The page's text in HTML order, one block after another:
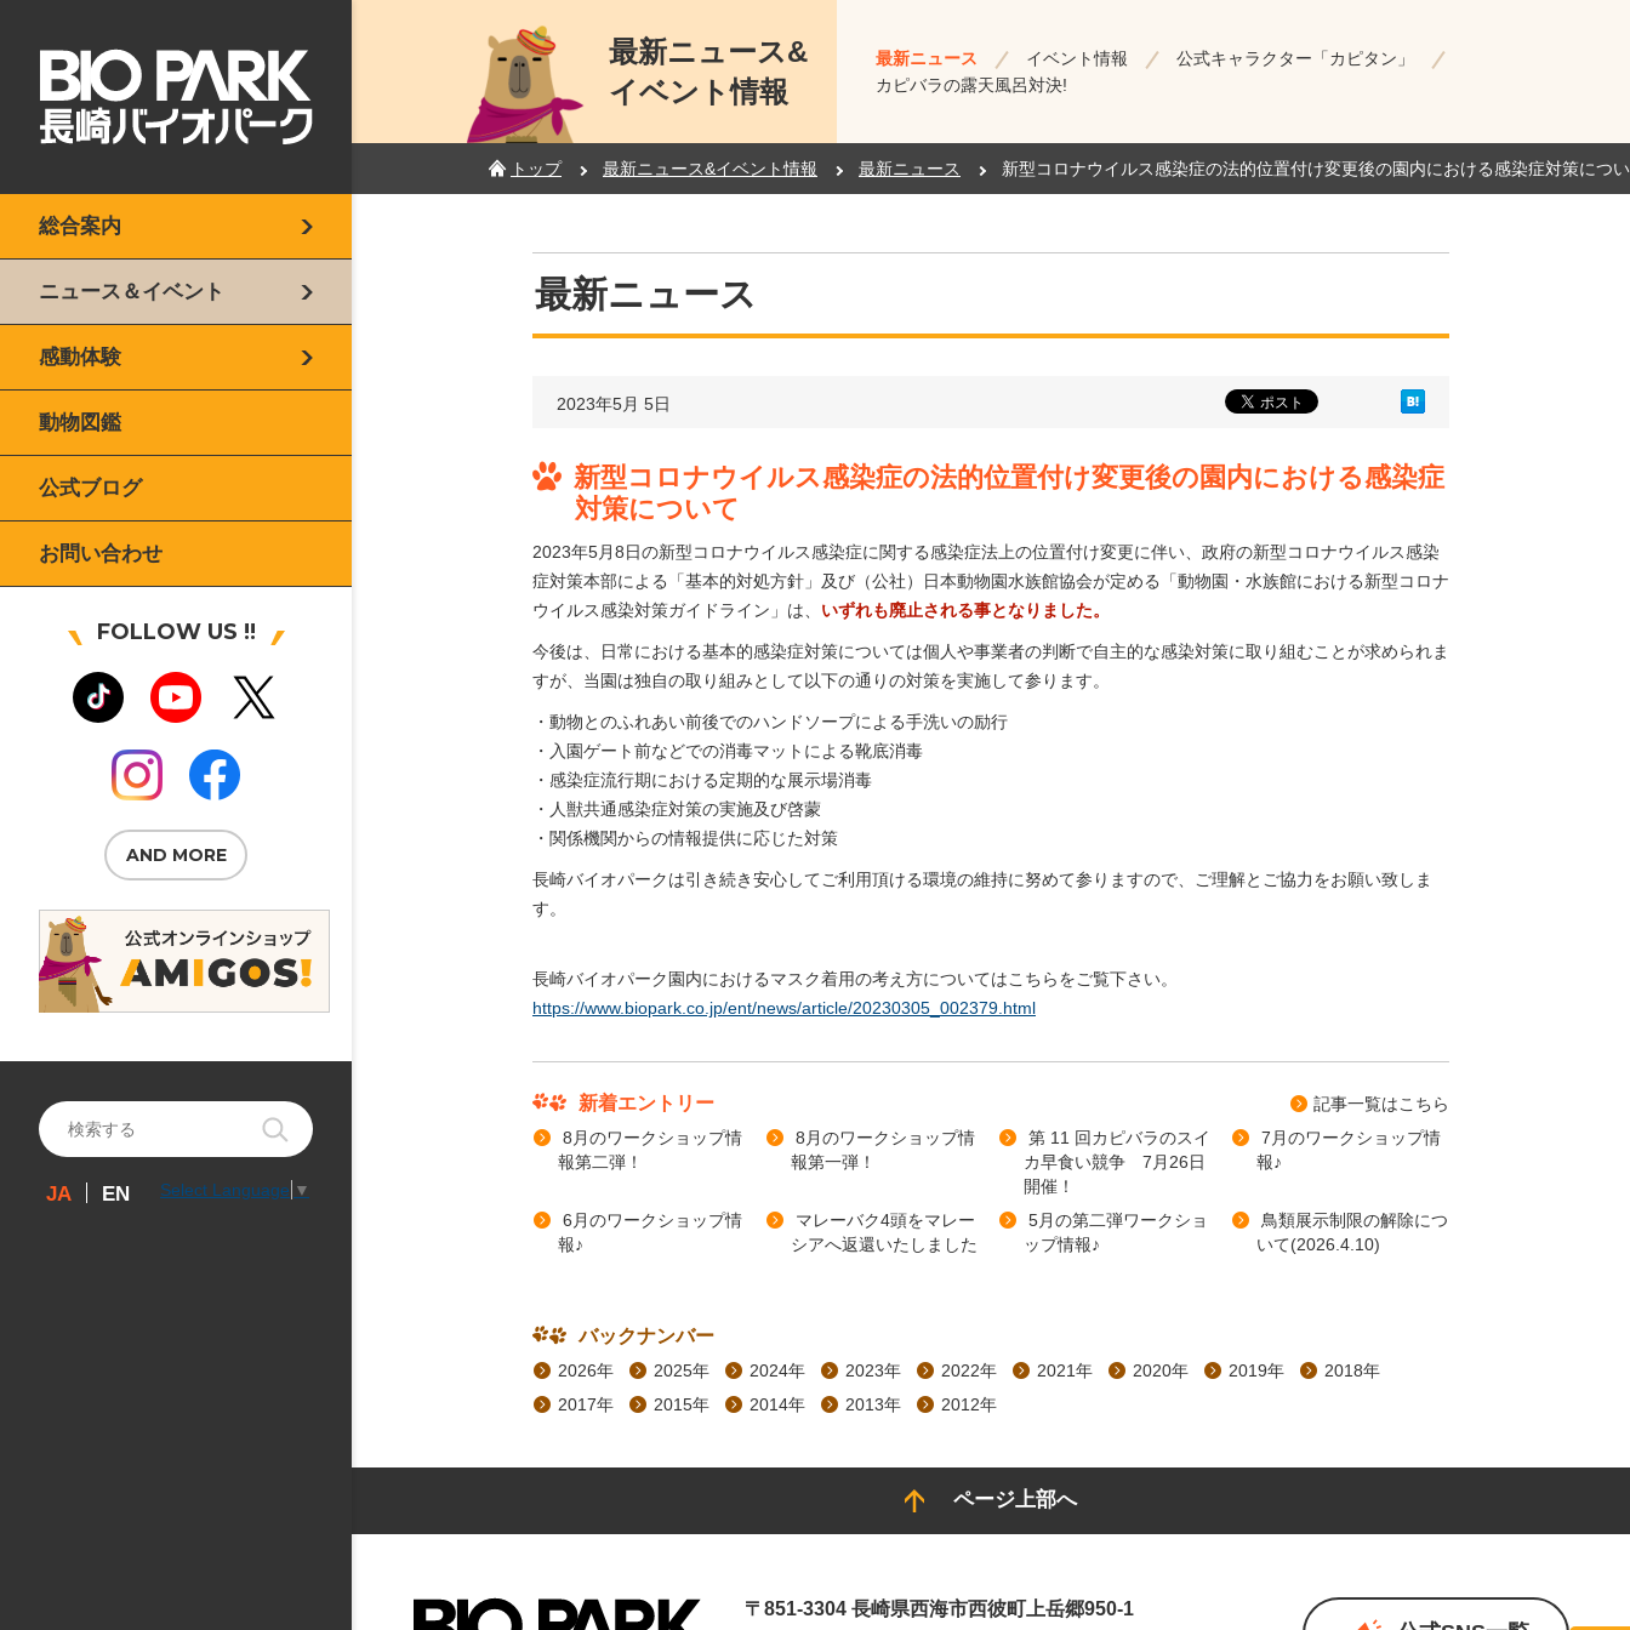
総合案内
ニュース＆イベント
感動体験
動物図鑑
公式ブログ
お問い合わせ
FOLLOW US !!
AND MORE
JA EN Select Language ▼
最新ニュース&
イベント情報
最新ニュース イベント情報
公式キャラクター「カピタン」
カピバラの露天風呂対決!
トップ 最新ニュース&イベント情報 最新ニュース 新型コロナウイルス感染症の法的位置付け変更後の園内における感染症対策につ
最新ニュース
2023年5月 5日
新型コロナウイルス感染症の法的位置付け変更後の園内における感染症
対策について
2023年5月8日の新型コロナウイルス感染症に関する感染症法上の位置付け変更に伴い、政府の新型コロナウイルス感染
症対策本部による「基本的対処方針」及び（公社）日本動物園水族館協会が定める「動物園・水族館における新型コロナ
ウイルス感染対策ガイドライン」は、 いずれも廃止される事となりました。
今後は、日常における基本的感染症対策については個人や事業者の判断で自主的な感染対策に取り組むことが求められま
すが、当園は独自の取り組みとして以下の通りの対策を実施して参ります。
・動物とのふれあい前後でのハンドソープによる手洗いの励行
・入園ゲート前などでの消毒マットによる靴底消毒
・感染症流行期における定期的な展示場消毒
・人獣共通感染症対策の実施及び啓蒙
・関係機関からの情報提供に応じた対策
長崎バイオパークは引き続き安心してご利用頂ける環境の維持に努めて参りますので、ご理解とご協力をお願い致しま
す。
長崎バイオパーク園内におけるマスク着用の考え方についてはこちらをご覧下さい。
https://www.biopark.co.jp/ent/news/article/20230305_002379.html
新着エントリー
記事⼀覧はこちら
8月のワークショップ情
報第二弾！
8月のワークショップ情
報第一弾！
第 11 回カピバラのスイ
カ早食い競争 7月26日
開催！
7月のワークショップ情
報♪
6月のワークショップ情
報♪
マレーバク4頭をマレー
シアへ返還いたしました
5月の第二弾ワークショ
ップ情報♪
鳥類展示制限の解除につ
いて(2026.4.10)
バックナンバー
2026年 2025年 2024年 2023年 2022年 2021年 2020年 2019年
2018年
2017年
2015年 2014年 2013年 2012年
ページ上部へ
〒851-3304 長崎県西海市西彼町上岳郷950-1